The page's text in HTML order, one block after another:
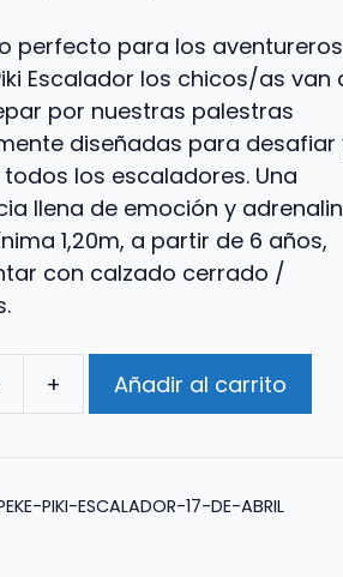
perfecto para los
Escalador los chicos/as van
por nuestras palestras
diseñadas para desafiar
los escaladores. Una
llena de emoción y
1,20m, a partir de 6 años,
con calzado cerrado /
+ Añadir al carrito
PIKI-ESCALADOR-17-DE-ABRIL